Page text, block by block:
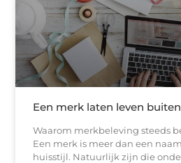
Een merk laten leven
Waarom merkbeleving steeds
Een merk is meer dan een
huisstijl. Natuurlijk zijn die